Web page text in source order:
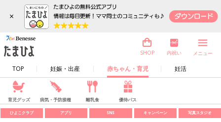
×
TOP 妊娠・出産 赤ちゃん・育児 妊活
SHOP 内祝い メニュー
育児グッズ 病気・予防接種 離乳食 優待パス
ひよこクラブ アプリ SNS キャンペーン 写真スタジオ